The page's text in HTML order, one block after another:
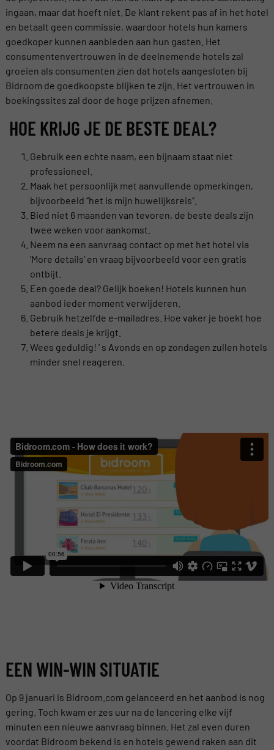
ingaan, maar dat hoeft niet. De klant rekent pas af in het hotel
en betaalt geen commissie, waardoor hotels hun kamers
goedkoper kunnen aanbieden aan hun gasten. Het
consumentenvertrouwen in de deelnemende hotels zal
groeien als consumenten zien dat hotels aangesloten bij
Bidroom de goedkoopste blijken te zijn. Het vertrouwen in
boekingssites zal door de hoge prijzen afnemen.
HOE KRIJG JE DE BESTE DEAL?
Gebruik een echte naam, een bijnaam staat niet
professioneel.
Maak het persoonlijk met aanvullende opmerkingen,
bijvoorbeeld ‘’het is mijn huwelijksreis’’.
Bied niet 6 maanden van tevoren, de beste deals zijn
twee weken voor aankomst.
Neem na een aanvraag contact op met het hotel via
‘More details’ en vraag bijvoorbeeld voor een gratis
ontbijt.
Een goede deal? Gelijk boeken! Hotels kunnen hun
aanbod ieder moment verwijderen.
Gebruik hetzelfde e-mailadres. Hoe vaker je boekt hoe
betere deals je krijgt.
Wees geduldig! ’ s Avonds en op zondagen zullen hotels
minder snel reageren.
EEN WIN-WIN SITUATIE
Op 9 januari is Bidroom.com gelanceerd en het aanbod is nog
gering. Toch kwam er zes uur na de lancering elke vijf
minuten een nieuwe aanvraag binnen. Het zal even duren
voordat Bidroom bekend is en hotels gewend raken aan dit